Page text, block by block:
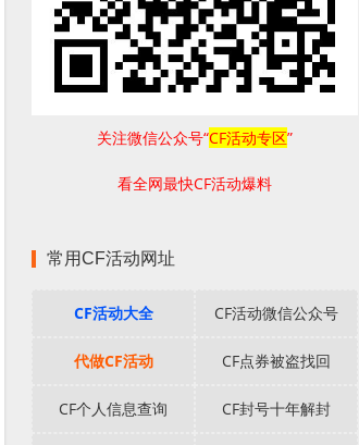
关注微信公众号“CF活动专区”
看全网最快CF活动爆料
常用CF活动网址
CF活动大全 CF活动微信公众号
代做CF活动 CF点券被盗找回
CF个人信息查询 CF封号十年解封